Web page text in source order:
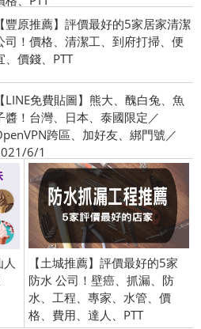
【豐原推薦】評價最好的5家居家清潔
司！價格、清潔工、到府打掃、便
、價錢、PTT
【LINE免費貼圖】熊大、醜白兔、魚
醬！台灣、日本、泰國限定／
跨區、加好友、綁門號／
6/1
人
【土城推薦】評價最好的5家
防水 公司！壁癌、抓漏、防
水、工程、專家、水管、價
格、費用、達人、PTT